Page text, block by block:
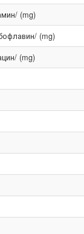
(mg)
(mg)
(mg)